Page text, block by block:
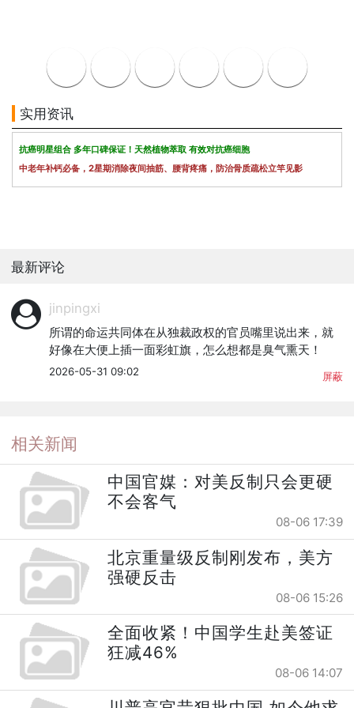
实用资讯
抗癌明星组合 多年口碑保证！天然植物萃取 有效对抗癌细胞
中老年补钙必备，2星期消除夜间抽筋、腰背疼痛，防治骨质疏松立竿见影
最新评论
jinpingxi
所谓的命运共同体在从独裁政权的官员嘴里说出来，就
好像在大便上插一面彩虹旗，怎么想都是臭气熏天！
2026-05-31 09:02 屏蔽
相关新闻
中国官媒：对美反制只会更硬
不会客气
08-06 17:39
北京重量级反制刚发布，美方
强硬反击
08-06 15:26
全面收紧！中国学生赴美签证
狂减46%
08-06 14:07